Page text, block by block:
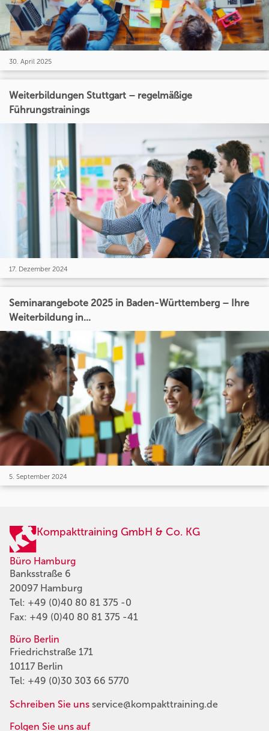
30. April 2025
Weiterbildungen Stuttgart – regelmäßige
Führungstrainings
17. Dezember 2024
Seminarangebote 2025 in Baden-Württemberg – Ihre
Weiterbildung in...
5. September 2024
Kompakttraining GmbH & Co. KG
Büro Hamburg
Banksstraße 6
20097 Hamburg
Tel: +49 (0)40 80 81 375 -0
Fax: +49 (0)40 80 81 375 -41
Büro Berlin
Friedrichstraße 171
10117 Berlin
Tel: +49 (0)30 303 66 5770
Schreiben Sie uns service@kompakttraining.de
Folgen Sie uns auf